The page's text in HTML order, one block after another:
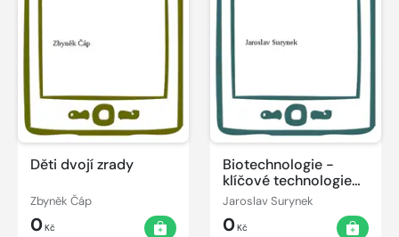
Děti dvojí zrady
Zbyněk Čáp
0Kč
Biotechnologie -
klíčové technologie
21. století?
Jaroslav Surynek
0Kč